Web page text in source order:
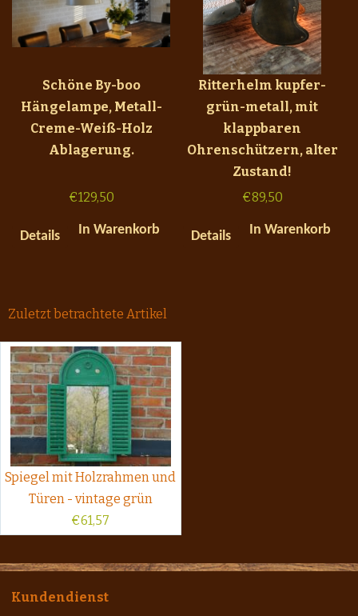
Schöne By-boo
Hängelampe, Metall-
Creme-Weiß-Holz
Ablagerung.
€129,50
Details In Warenkorb
Ritterhelm kupfer-
grün-metall, mit
klappbaren
Ohrenschützern, alter
Zustand!
€89,50
Details In Warenkorb
Zuletzt betrachtete Artikel
Spiegel mit Holzrahmen und
Türen - vintage grün
€61,57
Kundendienst